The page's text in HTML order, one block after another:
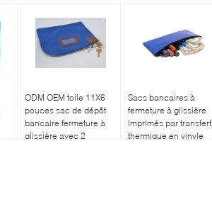
ODM OEM toile 11X6
pouces sac de dépôt
bancaire fermeture à
glissière avec 2
Sacs bancaires à
fermeture à glissière
imprimés par transfert
thermique en vinyle